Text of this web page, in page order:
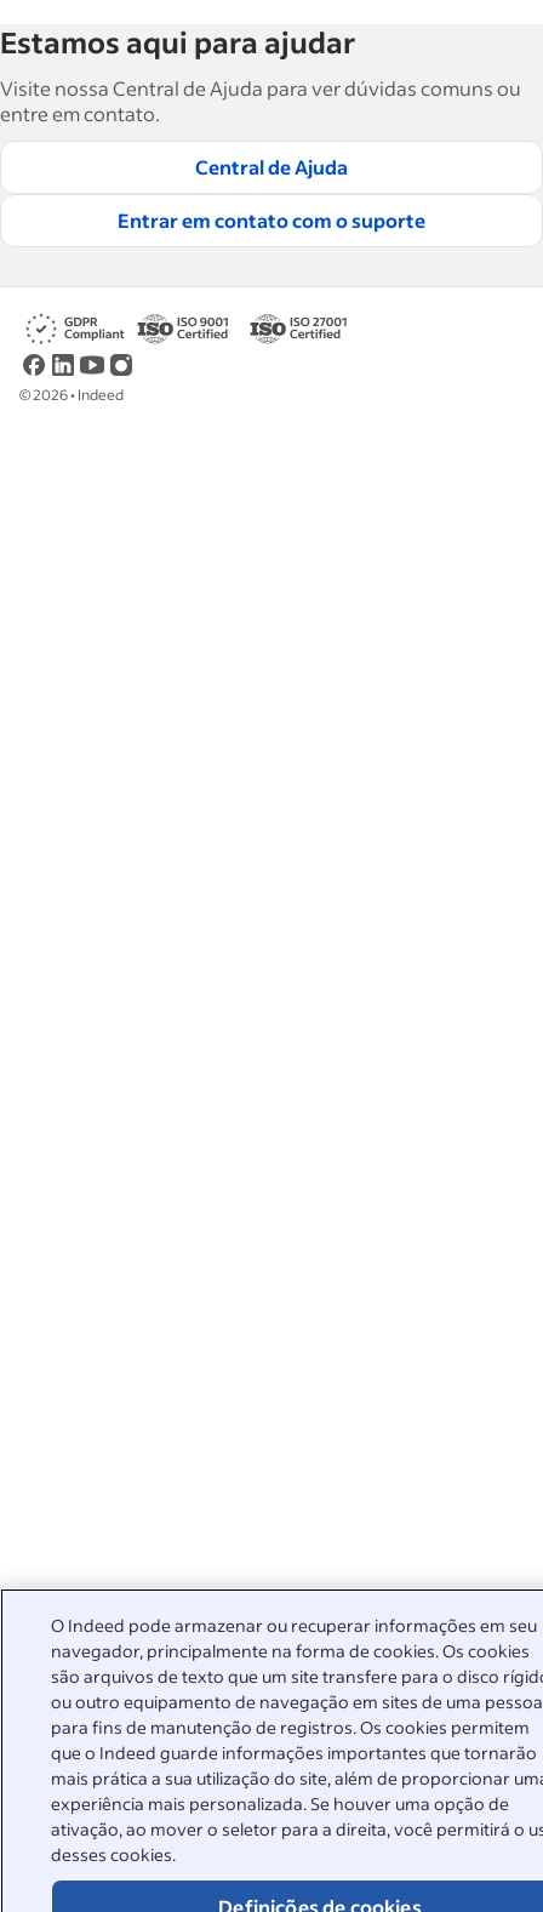
O Indeed pode armazenar ou recuperar informações em seu
navegador, principalmente na forma de cookies. Os cookies
são arquivos de texto que um site transfere para o disco
ou outro equipamento de navegação em sites de uma pessoa
para fins de manutenção de registros. Os cookies permitem
que o Indeed guarde informações importantes que tornarão
mais prática a sua utilização do site, além de proporcionar
experiência mais personalizada. Se houver uma opção de
ativação, ao mover o seletor para a direita, você permitirá o
desses cookies.
Definições de cookies
Indeed ajuda empresas a crescer e gerenciar a
força de trabalho. São mais de 15 mil artigos
em seis idiomas, em que você encontra
conselhos táticos, instruções e práticas
recomendadas para ajudar as empresas a
contratar e reter ótimos funcionários.
Leia nossas diretrizes editoriais
Estamos aqui para ajudar
Visite nossa Central de Ajuda para ver dúvidas comuns ou
entre em contato.
Central de Ajuda
Entrar em contato com o suporte
©2026• Indeed